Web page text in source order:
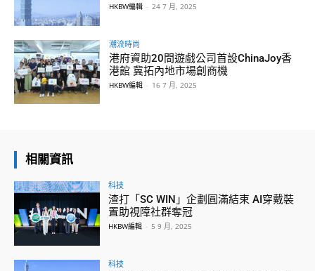
HKBW編輯 - 24 7 月, 2025
潮流時尚
港府資助20間遊戲公司首設ChinaJoy香
港館 冀拓內地市場創商機
HKBW編輯 - 16 7 月, 2025
相關資訊
科技
渣打「SC WIN」企劃圓滿結束 AI穿戴裝
置助視障社群奪冠
HKBW編輯 - 5 9 月, 2025
科技